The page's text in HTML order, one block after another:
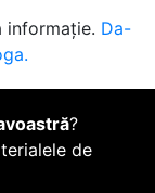
informație. Da-
?
de